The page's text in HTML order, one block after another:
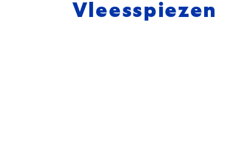
Vleesspiezen